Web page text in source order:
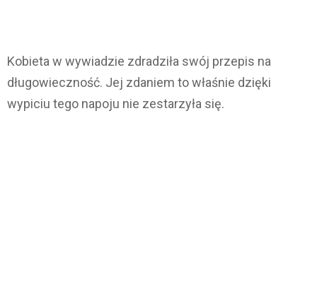
Kobieta w wywiadzie zdradziła swój przepis na
długowieczność. Jej zdaniem to właśnie dzięki
wypiciu tego napoju nie zestarzyła się.